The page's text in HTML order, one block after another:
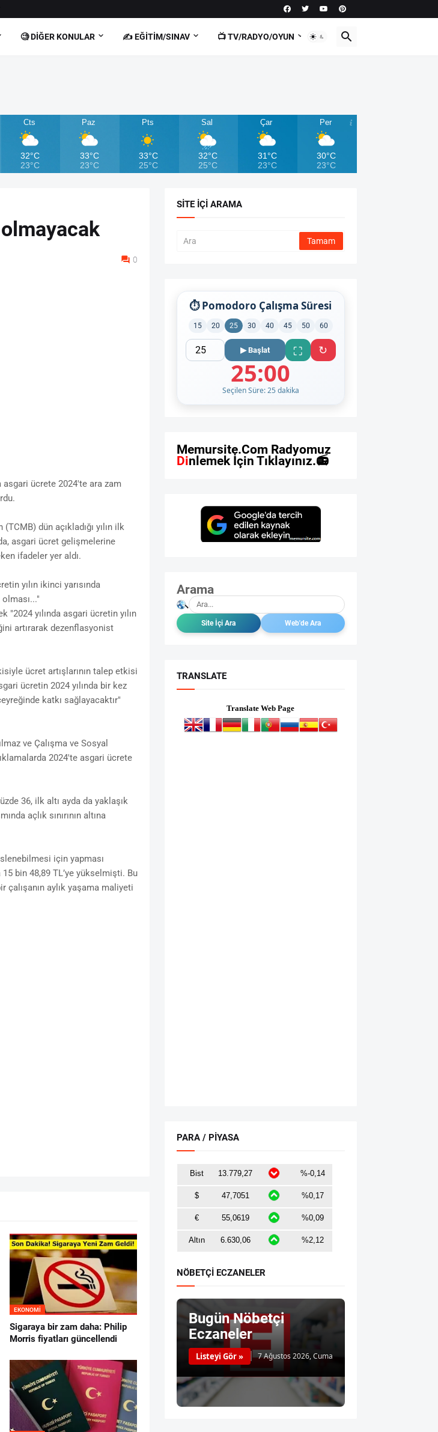
🧐 DIĞER KONULAR ✍️ EĞITIM/SINAV 📺 TV/RADYO/OYUN
Cts
32°C
23°C
Paz
33°C
23°C
Pts
33°C
25°C
Sal
32°C
25°C
Çar
31°C
23°C
Per
30°C
23°C
0
asgari ücrete 2024'te ara zam
(TCMB) dün açıkladığı yılın ilk
asgari ücret gelişmelerine
ifadeler yer aldı.
yılın ikinci yarısında
"2024 yılında asgari ücretin yılın
artırarak dezenflasyonist
ücret artışlarının talep etkisi
ücretin 2024 yılında bir kez
katkı sağlayacaktır"
ve Çalışma ve Sosyal
2024'te asgari ücrete
36, ilk altı ayda da yaklaşık
açlık sınırının altına
için yapması
15 bin 48,89 TL’ye yükselmişti. Bu
çalışanın aylık yaşama maliyeti
EKONOMI
Sigaraya bir zam daha: Philip
Morris fiyatları güncellendi
SITE İÇI ARAMA
⏱ Pomodoro Çalışma Süresi
15 20 25 30 40 45 50 60
▶ Başlat ⛶ ↻
25:00
Seçilen Süre: 25 dakika
Memursite.Com Radyomuz
Din emek İçin Tı kl ayınız.
Arama
TRANSLATE
Translate Web Page
PARA / PİYASA
NÖBETÇİ ECZANELER
Bugün Nöbetçi
Eczaneler
Listeyi Gör » 7 Ağustos 2026, Cuma